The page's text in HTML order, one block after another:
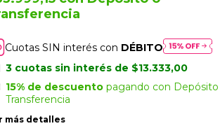
Cuotas SIN interés con DÉBITO
3 cuotas sin interés de $13.333,00
15% de descuentopagando con Depósito
Transferencia
más detalles